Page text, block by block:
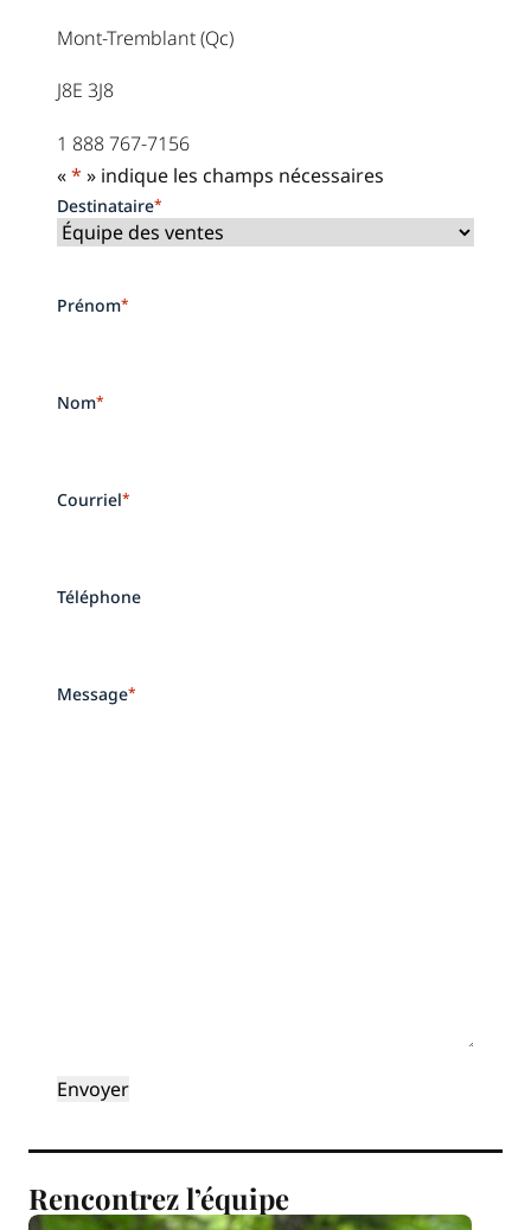
Mont-Tremblant (Qc)
J8E 3J8
1 888 767-7156
«* » indique les champs nécessaires
Destinataire*
Prénom*
Nom*
Courriel*
Téléphone
Message*
Rencontrez l’équipe